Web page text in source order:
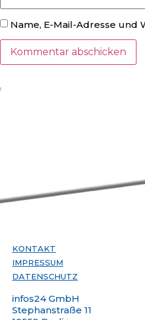
Name, E-Mail-Adresse und
KONTAKT
IMPRESSUM
DATENSCHUTZ
infos24 GmbH
Stephanstraße 11